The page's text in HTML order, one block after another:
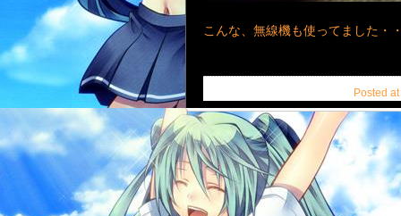
こんな、無線機も使ってました・
Posted